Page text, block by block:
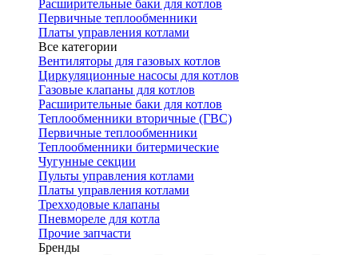
Расширительные баки для котлов
Первичные теплообменники
Платы управления котлами
Все категории
Вентиляторы для газовых котлов
Циркуляционные насосы для котлов
Газовые клапаны для котлов
Расширительные баки для котлов
Теплообменники вторичные (ГВС)
Первичные теплообменники
Теплообменники битермические
Чугунные секции
Пульты управления котлами
Платы управления котлами
Трехходовые клапаны
Пневмореле для котла
Прочие запчасти
Бренды